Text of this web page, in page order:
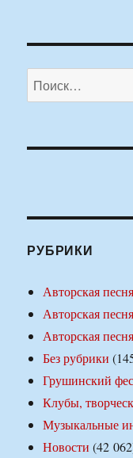
Искать:
РУБРИКИ
Авторская
Авторская
Авторская
Без рубрики
Грушинский
Клубы,
Музыкальные
Новости (42